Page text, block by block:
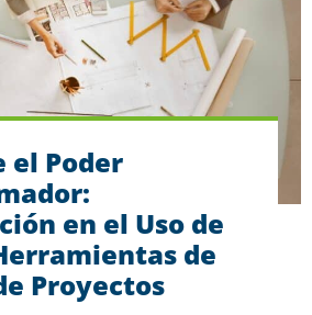
el Poder
en el Uso de
de
Proyectos